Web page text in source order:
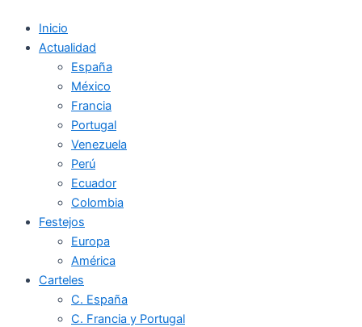
Inicio
Actualidad
España
México
Francia
Portugal
Venezuela
Perú
Ecuador
Colombia
Festejos
Europa
América
Carteles
C. España
C. Francia y Portugal